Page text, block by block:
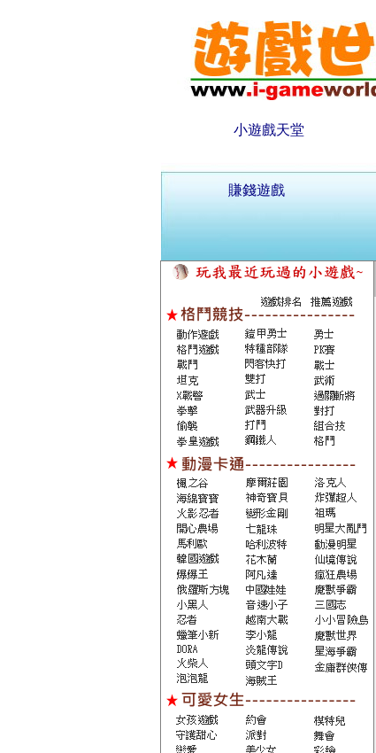
小遊戲天堂
賺錢遊戲